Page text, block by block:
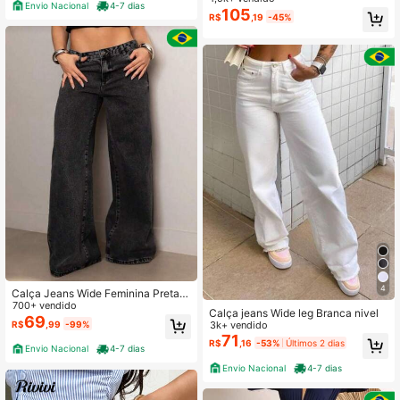
Envio Nacional 4-7 dias
Calça Jeans Wide Feminina Preta C
intura Alta Corte Largo Moderno.
700+ vendido
R$69 ,99 -99%
Envio Nacional 4-7 dias
malista e Versátil, Calça Confortáve
l de Comprimento Tornozelo para M
R$105 ,19 -45%
4
Calça jeans Wide leg Branca nivel
3k+ vendido
R$71 ,16 -53% Últimos 2 dias
Envio Nacional 4-7 dias